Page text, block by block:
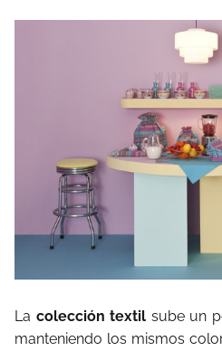
La colección textil sube un
manteniendo los mismos